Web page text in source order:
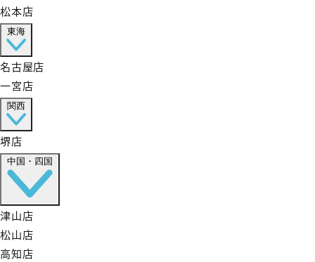
松本店
東海
名古屋店
一宮店
関西
堺店
中国・四国
津山店
松山店
高知店